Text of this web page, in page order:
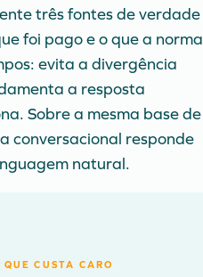
três fontes de verdade
foi pago e o que a norma
evita a divergência
a resposta
Sobre a mesma base de
conversacional responde
natural.
CUSTA CARO